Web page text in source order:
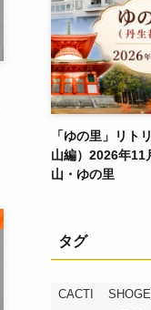
「ゆの里」リト
山編）2026年11
山・ゆの里
タグ
CACTI